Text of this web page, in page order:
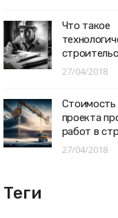
Что такое
27/04/2018
Стоимость
проекта
работ в
27/04/2018
Теги